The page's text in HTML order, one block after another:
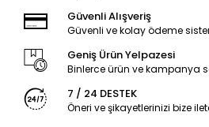
Güvenli Alışveriş
Güvenli ve kolay ödeme
Geniş Ürün Yelpazesi
Binlerce ürün ve kampanya
7 / 24 DESTEK
Öneri ve şikayetlerinizi bize